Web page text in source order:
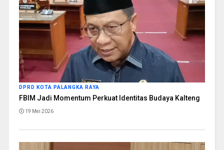
DPRD KOTA PALANGKA RAYA
FBIM Jadi Momentum Perkuat Identitas Budaya Kalteng
19 Mei 2026